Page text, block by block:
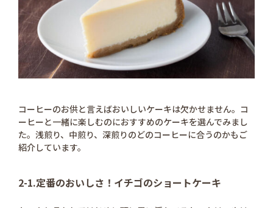
コーヒーのお供と言えばおいしいケーキは欠かせません。コ
ーヒーと一緒に楽しむのにおすすめのケーキを選んでみまし
た。浅煎り、中煎り、深煎りのどのコーヒーに合うのかもご
紹介しています。
2-1.定番のおいしさ！イチゴのショートケーキ